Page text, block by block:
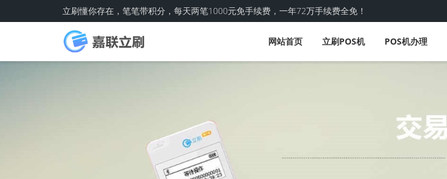
立刷懂你存在，笔笔带积分，每天两笔1000元免手续费，一年72万手续费全免！
网站首页 立刷POS机 POS机办理